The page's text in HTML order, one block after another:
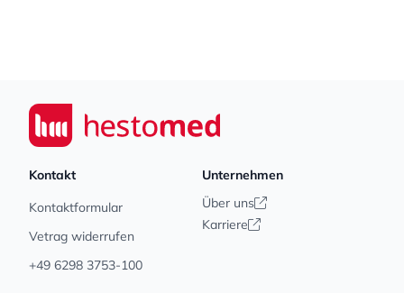
Seiwert GmbH
Kontakt
Kontaktformular
Vetrag widerrufen
+49 6298 3753-100
Unternehmen
Über uns
Karriere